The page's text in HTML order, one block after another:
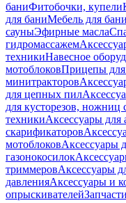
баниФитобочки, купели
для баниМебель для
сауныЭфирные масла
гидромассажем
техникиНавесное
мотоблоковПрицепы для
минитракторов
для цепных пил
для кусторезов, ножниц
техникиАксессуары для
скарификаторов
мотоблоковАксессуары
газонокосилок
триммеровАксессуары
давленияАксессуары и
опрыскивателей